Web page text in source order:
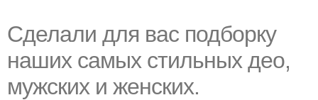
Сделали для вас подборку
наших самых стильных део,
мужских и женских.